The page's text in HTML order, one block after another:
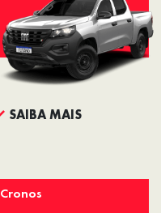
SAIBA MAIS
Cronos